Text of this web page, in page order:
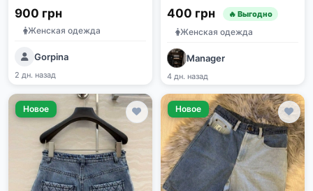
900 грн
Женская одежда
Gorpina
2 дн. назад
400 грн 🔥 Выгодно
Женская одежда
Manager
4 дн. назад
Новое Новое